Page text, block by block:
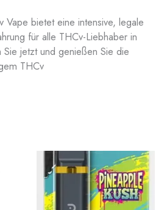
Vape bietet eine intensive, legale
für alle THCv-Liebhaber in
Sie jetzt und genießen Sie die
THCv